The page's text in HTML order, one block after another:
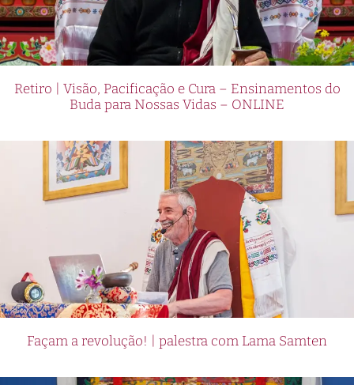
Retiro | Visão, Pacificação e Cura – Ensinamentos do
Buda para Nossas Vidas – ONLINE
Façam a revolução! | palestra com Lama Samten